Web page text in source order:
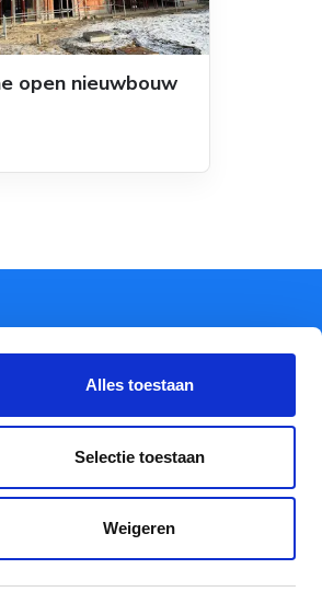
Alles toestaan
Selectie toestaan
Weigeren
open nieuwbouw